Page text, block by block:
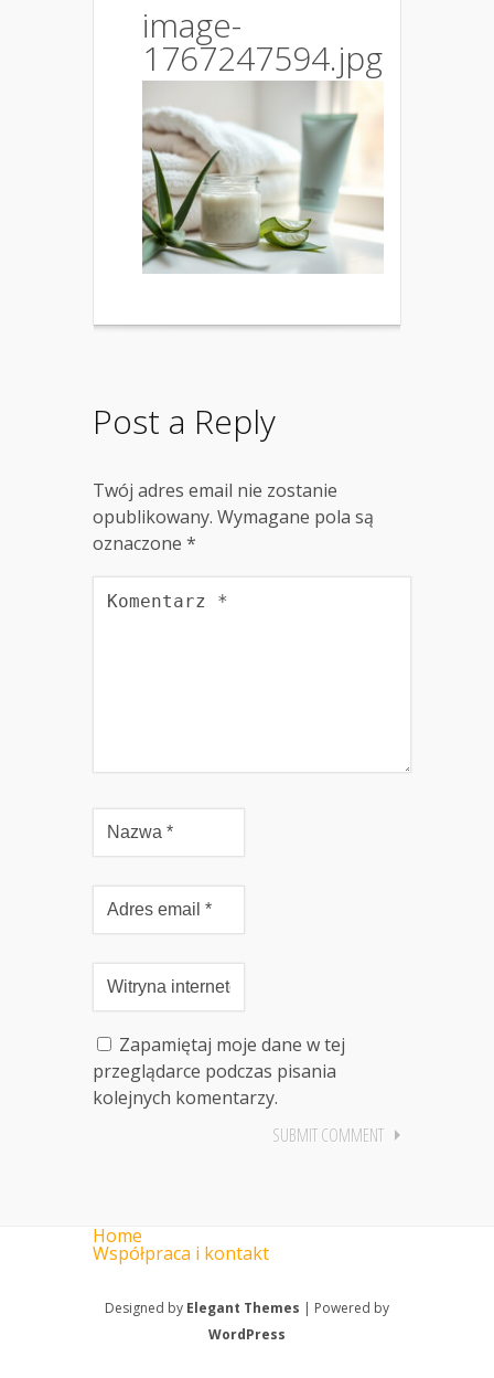
image-
1767247594.jpg
Post a Reply
Twój adres email nie zostanie
opublikowany. Wymagane pola są
oznaczone *
Zapamiętaj moje dane w tej
przeglądarce podczas pisania
kolejnych komentarzy.
Home
Współpraca i kontakt
Designed by Elegant Themes | Powered by
WordPress